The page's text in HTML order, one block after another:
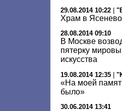
29.08.2014 10:22
Храм в
28.08.2014 09:10
В Москве
пятерку
искусства
19.08.2014 12:35 |
«На моей
было»
30.06.2014 13:41